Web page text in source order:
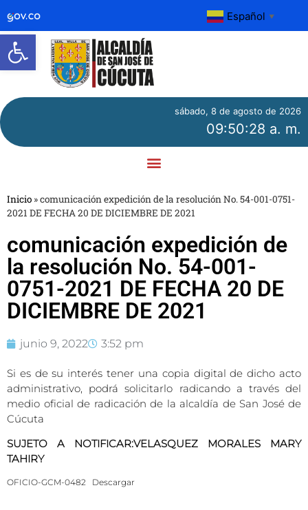
Abrir barra de herramientas
Español ▼
sábado, 8 de agosto de 2026
09:50:28 a. m.
Inicio »comunicación expedición de la resolución No. 54-001-0751-
2021 DE FECHA 20 DE DICIEMBRE DE 2021
comunicación expedición de
la resolución No. 54-001-
0751-2021 DE FECHA 20 DE
DICIEMBRE DE 2021
junio 9, 2022 3:52 pm
Si es de su interés tener una copia digital de dicho acto
administrativo, podrá solicitarlo radicando a través del
medio oficial de radicación de la alcaldía de San José de
Cúcuta
SUJETO A NOTIFICAR:VELASQUEZ MORALES MARY
TAHIRY
OFICIO-GCM-0482 Descargar